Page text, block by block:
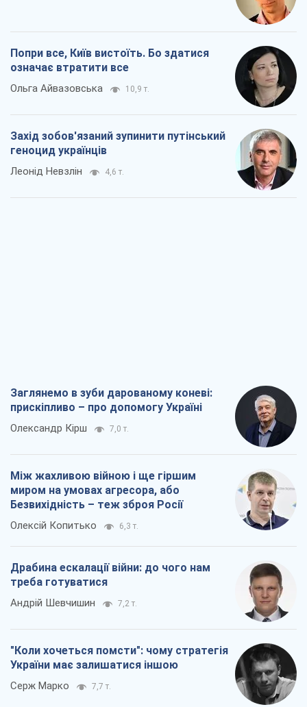
Попри все, Київ вистоїть. Бо здатися
означає втратити все
Ольга Айвазовська 10,9 т.
Захід зобов'язаний зупинити путінський
геноцид українців
Леонід Невзлін 4,6 т.
Заглянемо в зуби дарованому коневі:
прискіпливо – про допомогу Україні
Олександр Кірш 7,0 т.
Між жахливою війною і ще гіршим
миром на умовах агресора, або
Безвихідність – теж зброя Росії
Олексій Копитько 6,3 т.
Драбина ескалації війни: до чого нам
треба готуватися
Андрій Шевчишин 7,2 т.
"Коли хочеться помсти": чому стратегія
України має залишатися іншою
Серж Марко 7,7 т.